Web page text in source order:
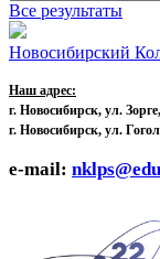
Все результаты
Новосибирский
Наш адрес:
г. Новосибирск, ул.
г. Новосибирск, ул.
e-mail: